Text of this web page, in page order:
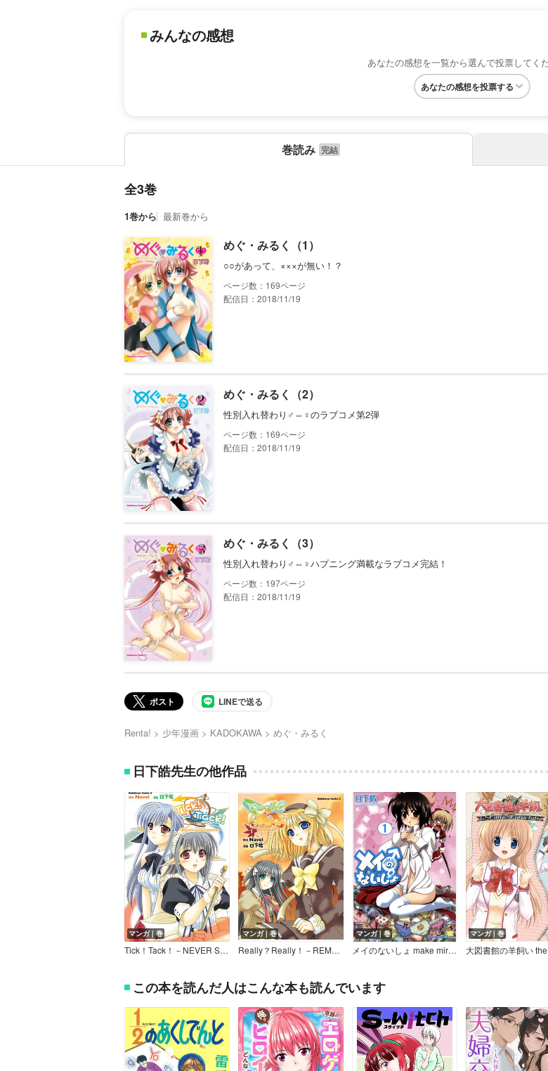
みんなの感想
あなたの感想を一覧から選んで投票してくだ
あなたの感想を投票する
巻読み
全3巻
1巻から 最新巻から
めぐ・みるく（1）
○○があって、×××が無い！？
169
配信日：2018/11/19
めぐ・みるく（2）
性別入れ替わり♂⇔♀のラブコメ第2弾
169
配信日：2018/11/19
めぐ・みるく（3）
性別入れ替わり♂⇔♀ハプニング満載なラブコメ完結！
197
配信日：2018/11/19
ポスト LINEで送る
Renta! 少年漫画 KADOKAWA めぐ・みるく
日下皓先生の他作品
マンガ｜巻
Tick！Tack！－NEVER SAY GOODBYE－
マンガ｜巻
Really？Really！－REMEMBER MEMORIES－
マンガ｜巻
メイのないしょ make miracle
マンガ｜巻
この本を読んだ人はこんな本も読んでいます